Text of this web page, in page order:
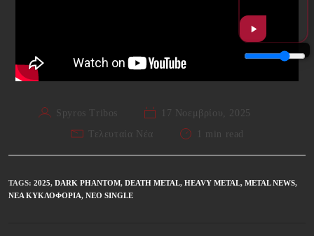
Spyros Tribos
17 Νοεμβρίου, 2025
Τελευταία Νέα
1 min read
TAGS: 2025, DARK PHANTOM, DEATH METAL, HEAVY METAL, METAL NEWS,
ΝΈΑ ΚΥΚΛΟΦΟΡΊΑ, ΝΈΟ SINGLE